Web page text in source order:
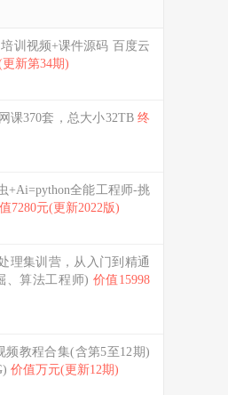
训视频+课件源码 百度云
新第34期)
课370套，总大小32TB 终
+Ai=python全能工程师-挑
7280元(更新2022版)
理集训营，从入门到精通
、算法工程师) 价值15998
频教程合集(含第5至12期)
价值万元(更新12期)